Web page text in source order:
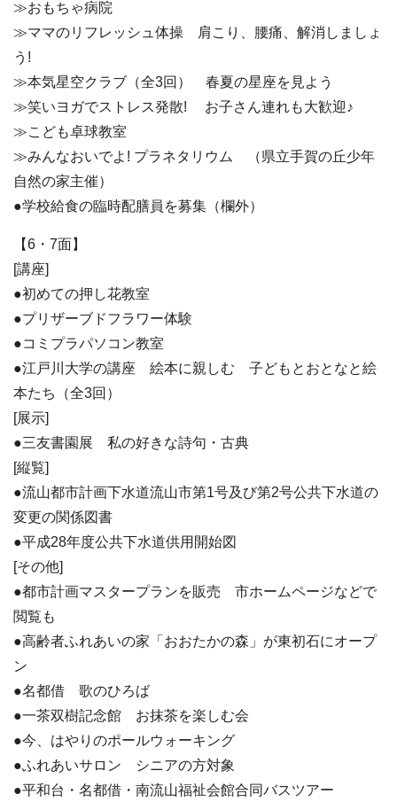
≫おもちゃ病院
≫ママのリフレッシュ体操 肩こり、腰痛、解消しましょ
う!
≫本気星空クラブ（全3回） 春夏の星座を見よう
≫笑いヨガでストレス発散! お子さん連れも大歓迎♪
≫こども卓球教室
≫みんなおいでよ! プラネタリウム （県立手賀の丘少年
自然の家主催）
●学校給食の臨時配膳員を募集（欄外）
【6・7面】
[講座]
●初めての押し花教室
●プリザーブドフラワー体験
●コミプラパソコン教室
●江戸川大学の講座 絵本に親しむ 子どもとおとなと絵
本たち（全3回）
[展示]
●三友書園展 私の好きな詩句・古典
[縦覧]
●流山都市計画下水道流山市第1号及び第2号公共下水道の
変更の関係図書
●平成28年度公共下水道供用開始図
[その他]
●都市計画マスタープランを販売 市ホームページなどで
閲覧も
●高齢者ふれあいの家「おおたかの森」が東初石にオープ
ン
●名都借 歌のひろば
●一茶双樹記念館 お抹茶を楽しむ会
●今、はやりのポールウォーキング
●ふれあいサロン シニアの方対象
●平和台・名都借・南流山福祉会館合同バスツアー